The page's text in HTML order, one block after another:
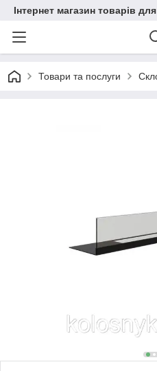
Інтернет магазин товарів
Товари та послуги